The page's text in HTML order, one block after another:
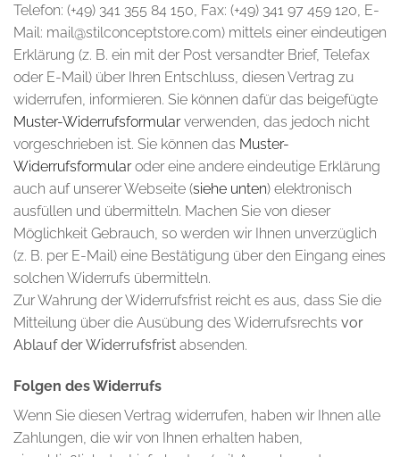
Telefon: (+49) 341 355 84 150, Fax: (+49) 341 97 459 120, E-
Mail: mail@stilconceptstore.com) mittels einer eindeutigen
Erklärung (z. B. ein mit der Post versandter Brief, Telefax
oder E-Mail) über Ihren Entschluss, diesen Vertrag zu
widerrufen, informieren. Sie können dafür das beigefügte
Muster-Widerrufsformularverwenden, das jedoch nicht
vorgeschrieben ist. Sie können das Muster-
Widerrufsformularoder eine andere eindeutige Erklärung
auch auf unserer Webseite (siehe unten) elektronisch
ausfüllen und übermitteln. Machen Sie von dieser
Möglichkeit Gebrauch, so werden wir Ihnen unverzüglich
(z. B. per E-Mail) eine Bestätigung über den Eingang eines
solchen Widerrufs übermitteln.
Zur Wahrung der Widerrufsfrist reicht es aus, dass Sie die
Mitteilung über die Ausübung des Widerrufsrechts vor
Ablauf der Widerrufsfrist absenden.
Folgen des Widerrufs
Wenn Sie diesen Vertrag widerrufen, haben wir Ihnen alle
Zahlungen, die wir von Ihnen erhalten haben,